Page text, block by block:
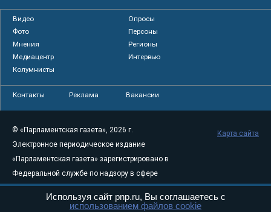
Видео
Опросы
Фото
Персоны
Мнения
Регионы
Медиацентр
Интервью
Колумнисты
Контакты Реклама Вакансии
© «Парламентская газета», 2026 г.
Электронное периодическое издание
«Парламентская газета» зарегистрировано в
Федеральной службе по надзору в сфере
связи, информационных технологий и
массовых коммуникаций (Роскомнадзор) 05
Карта сайта
Используя сайт pnp.ru, Вы соглашаетесь с
использованием файлов cookie